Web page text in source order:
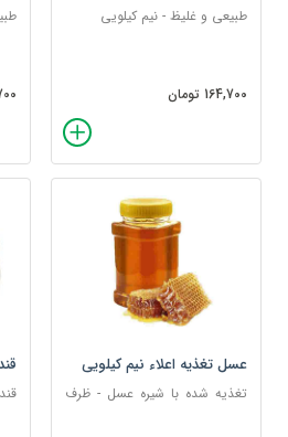
طبیعی و غلیظ - نیم کیلویی
164,700 تومان
عسل تغذیه اعلاء نیم کیلویی
تغذیه شده با شیره عسل - ظرف